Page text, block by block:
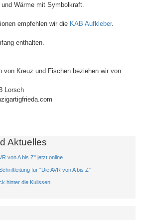
Wärme mit Symbolkraft.
empfehlen wir die KAB Aufkleber.
enthalten.
von Kreuz und Fischen beziehen wir von
Lorsch
Aktuelles
von A bis Z" jetzt online
für "Die AVR von A bis Z"
hinter die Kulissen